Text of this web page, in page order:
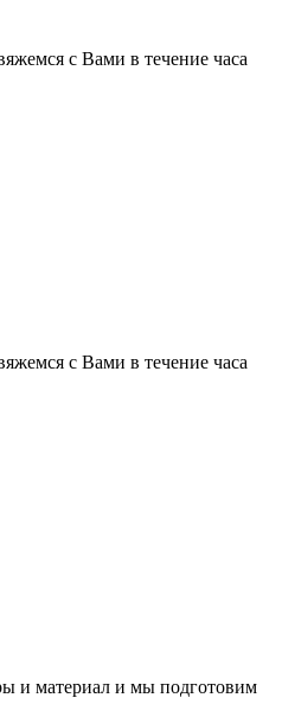
с Вами в течение часа
с Вами в течение часа
и материал и мы подготовим